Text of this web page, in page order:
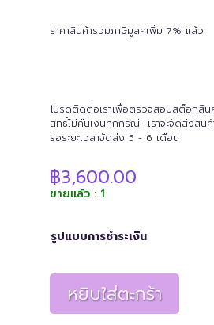
ราคาสินค้ารวมภาษีมูลค่เพิ่ม 7% แล้ว
โปรดติดต่อเราเพื่อตรวจสอบสต็อก
สิทธิ์ไม่คืนเงินทุกกรณี เราจะจัดส่งสิน
รอระยะเวลาจัดส่ง 5 - 6 เดือน
฿3,600.00
ขายแล้ว : 1
รูปแบบการชำระเงิน
หยิบใส่ตะกร้า